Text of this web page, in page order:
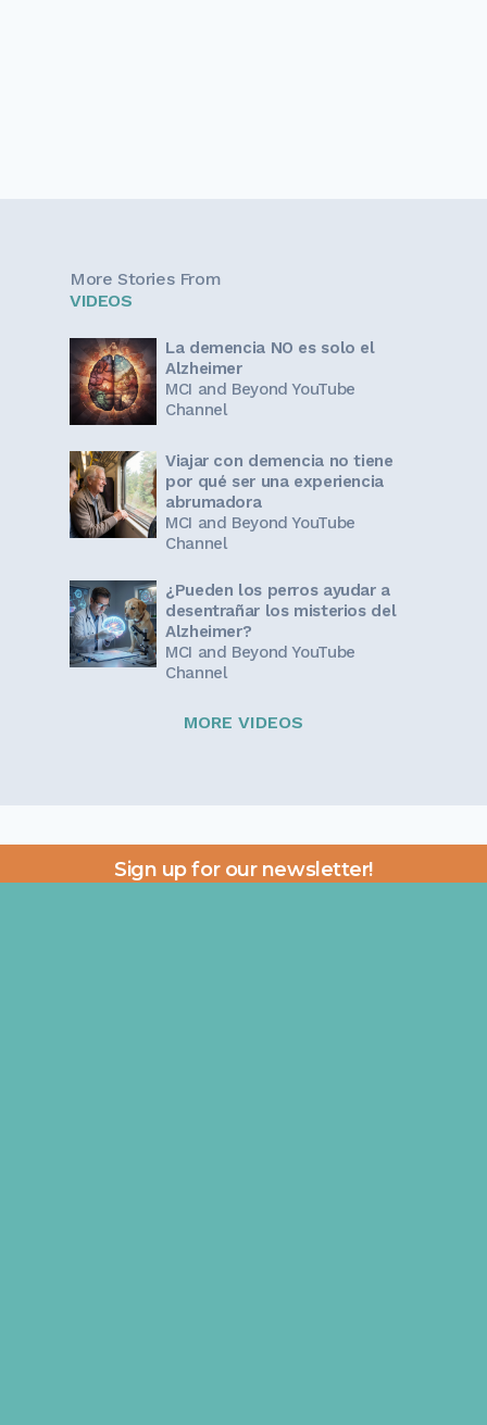
More Stories From
VIDEOS
La demencia NO es solo el
Alzheimer
MCI and Beyond YouTube
Channel
Viajar con demencia no tiene
por qué ser una experiencia
abrumadora
MCI and Beyond YouTube
Channel
¿Pueden los perros ayudar a
desentrañar los misterios del
Alzheimer?
MCI and Beyond YouTube
Channel
MORE VIDEOS
Sign up for our newsletter!